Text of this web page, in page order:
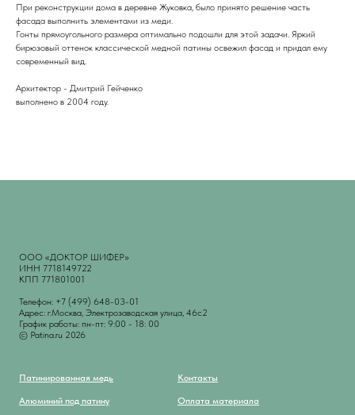
При реконструкции дома в деревне Жуковка, было принято решение часть
фасада выполнить элементами из меди.
Гонты прямоугольного размера оптимально подошли для этой задачи. Яркий
бирюзовый оттенок классической медной патины освежил фасад и придал ему
современный вид.
Архитектор - Дмитрий Гейченко
выполнено в 2004 году.
ООО «ДОКТОР ШИФЕР»
ИНН 7718149722
КПП 771801001
Телефон: +7 (499) 648-03-01
Адрес: г.Москва, Электрозаводская улица, 46с2
График работы: пн-пт: 9:00 - 18: 00
© Patina.ru 2026
Патинированная медь
Алюминий под патину
Контакты
Оплата материала